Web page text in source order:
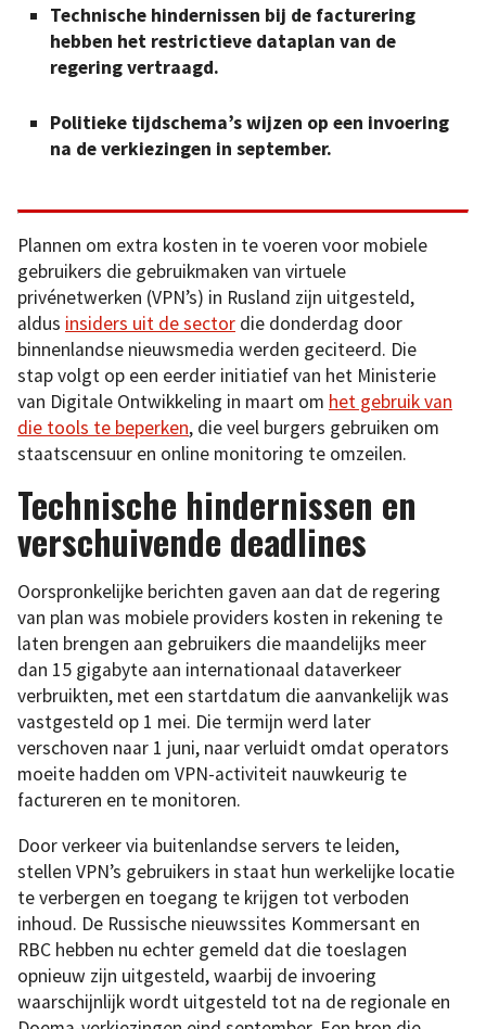
Technische hindernissen bij de facturering
hebben het restrictieve dataplan van de
regering vertraagd.
Politieke tijdschema’s wijzen op een invoering
na de verkiezingen in september.
Plannen om extra kosten in te voeren voor mobiele
gebruikers die gebruikmaken van virtuele
privénetwerken (VPN’s) in Rusland zijn uitgesteld,
aldus insiders uit de sector die donderdag door
binnenlandse nieuwsmedia werden geciteerd. Die
stap volgt op een eerder initiatief van het Ministerie
van Digitale Ontwikkeling in maart om het gebruik van
die tools te beperken, die veel burgers gebruiken om
staatscensuur en online monitoring te omzeilen.
Technische hindernissen en
verschuivende deadlines
Oorspronkelijke berichten gaven aan dat de regering
van plan was mobiele providers kosten in rekening te
laten brengen aan gebruikers die maandelijks meer
dan 15 gigabyte aan internationaal dataverkeer
verbruikten, met een startdatum die aanvankelijk was
vastgesteld op 1 mei. Die termijn werd later
verschoven naar 1 juni, naar verluidt omdat operators
moeite hadden om VPN-activiteit nauwkeurig te
factureren en te monitoren.
Door verkeer via buitenlandse servers te leiden,
stellen VPN’s gebruikers in staat hun werkelijke locatie
te verbergen en toegang te krijgen tot verboden
inhoud. De Russische nieuwssites Kommersant en
RBC hebben nu echter gemeld dat die toeslagen
opnieuw zijn uitgesteld, waarbij de invoering
waarschijnlijk wordt uitgesteld tot na de regionale en